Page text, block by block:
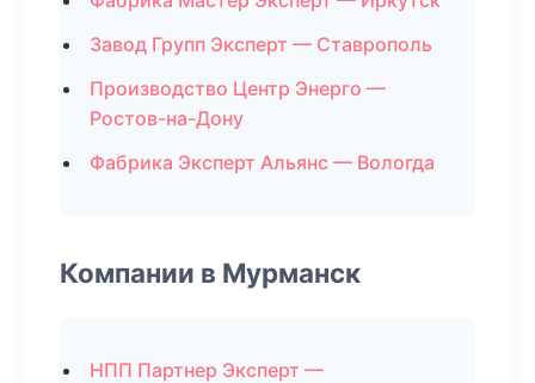
Завод Групп Эксперт — Ставрополь
Производство Центр Энерго —
Ростов-на-Дону
Фабрика Эксперт Альянс — Вологда
Компании в Мурманск
НПП Партнер Эксперт —